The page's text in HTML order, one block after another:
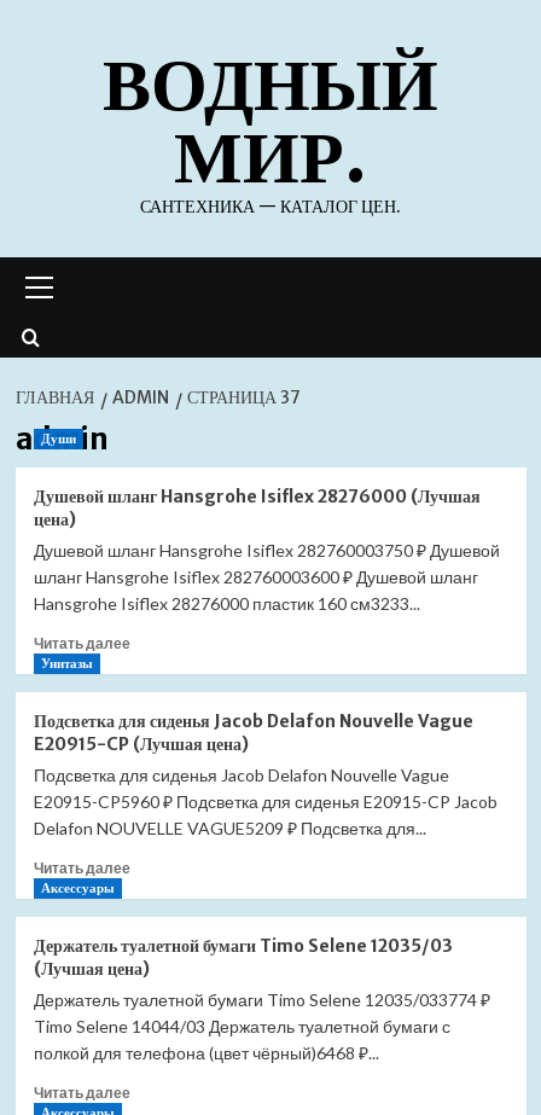
содержимомуВОДНЫЙ
МИР.
САНТЕХНИКА — КАТАЛОГ ЦЕН.
меню
ГЛАВНАЯ ADMIN СТРАНИЦА 37
admin
Души
Душевой шланг Hansgrohe Isiflex 28276000 (Лучшая
цена)
Душевой шланг Hansgrohe Isiflex 282760003750 ₽ Душевой
шланг Hansgrohe Isiflex 282760003600 ₽ Душевой шланг
Hansgrohe Isiflex 28276000 пластик 160 см3233...
Читать далееПрочитать
шланг
Hansgrohe
Isiflex
28276000
(Лучшая
Унитазы
Подсветка для сиденья Jacob Delafon Nouvelle Vague
E20915-CP (Лучшая цена)
Подсветка для сиденья Jacob Delafon Nouvelle Vague
E20915-CP5960 ₽ Подсветка для сиденья E20915-CP Jacob
Delafon NOUVELLE VAGUE5209 ₽ Подсветка для...
Читать далееПрочитать
для
сиденья
Jacob
Delafon
Nouvelle
E20915-
Аксессуары
Держатель туалетной бумаги Timo Selene 12035/03
(Лучшая цена)
Держатель туалетной бумаги Timo Selene 12035/033774 ₽
Timo Selene 14044/03 Держатель туалетной бумаги с
полкой для телефона (цвет чёрный)6468 ₽...
Читать далееПрочитать